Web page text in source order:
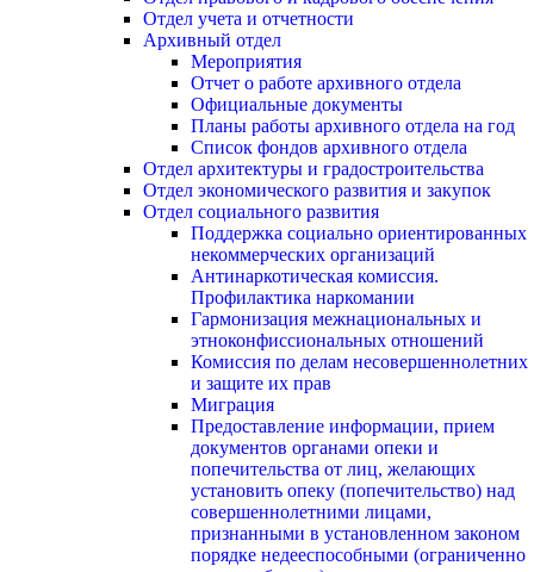
Отдел учета и отчетности
Архивный отдел
Мероприятия
Отчет о работе архивного отдела
Официальные документы
Планы работы архивного отдела на год
Список фондов архивного отдела
Отдел архитектуры и градостроительства
Отдел экономического развития и закупок
Отдел социального развития
Поддержка социально ориентированных
некоммерческих организаций
Антинаркотическая комиссия.
Профилактика наркомании
Гармонизация межнациональных и
этноконфиссиональных отношений
Комиссия по делам несовершеннолетних
и защите их прав
Миграция
Предоставление информации, прием
документов органами опеки и
попечительства от лиц, желающих
установить опеку (попечительство) над
совершеннолетними лицами,
признанными в установленном законом
порядке недееспособными (ограниченно